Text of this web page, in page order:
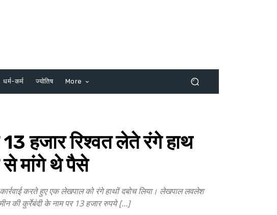
धर्म-कर्म ज्योतिष More
हजार रिश्वत लेते रंगे हाथ
से मांगे थे पैसे
करते हुए एक लेखपाल को रंगे हाथों दबोच लिया। लेखपाल लवलेश
की कुर्रेबंदी के नाम पर 13 हजार रुपये […]